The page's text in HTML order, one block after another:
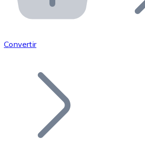
Integra nuestra API en tu
Únete a nuestra red de
Añade tu proyecto a nuestro
Convertir